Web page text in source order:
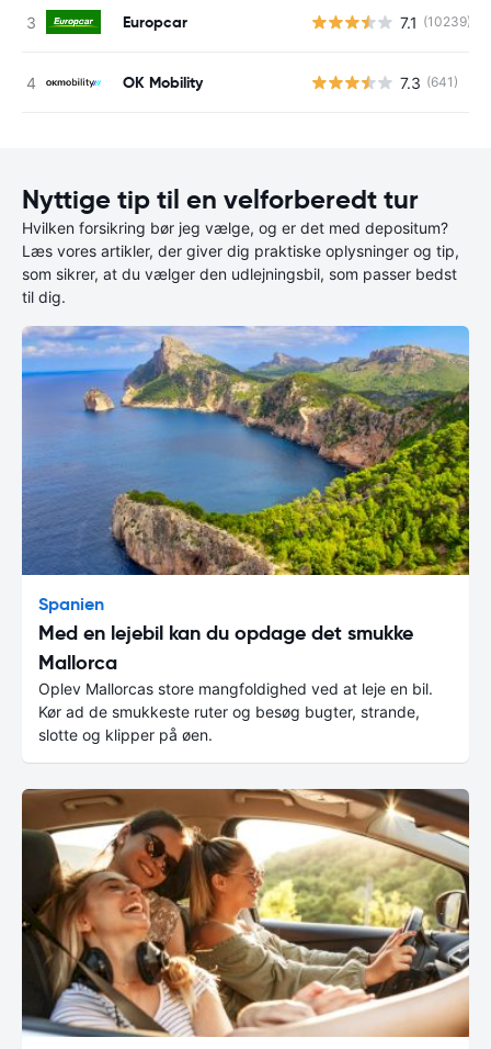
Europcar 7.1 (10239)
OK Mobility 7.3 (641)
Nyttige tip til en velforberedt tur
Hvilken forsikring bør jeg vælge, og er det med depositum?
Læs vores artikler, der giver dig praktiske oplysninger og tip,
som sikrer, at du vælger den udlejningsbil, som passer bedst
til dig.
Spanien
Med en lejebil kan du opdage det smukke
Mallorca
Oplev Mallorcas store mangfoldighed ved at leje en bil.
Kør ad de smukkeste ruter og besøg bugter, strande,
slotte og klipper på øen.